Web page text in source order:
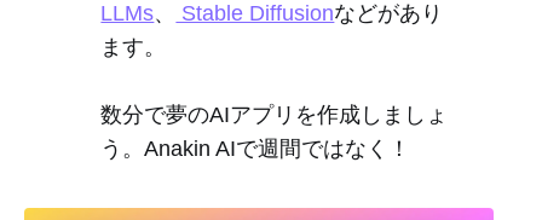
LLMs、 Stable Diffusionなどがあり
ます。
数分で夢のAIアプリを作成しましょ
う。Anakin AIで週間ではなく！